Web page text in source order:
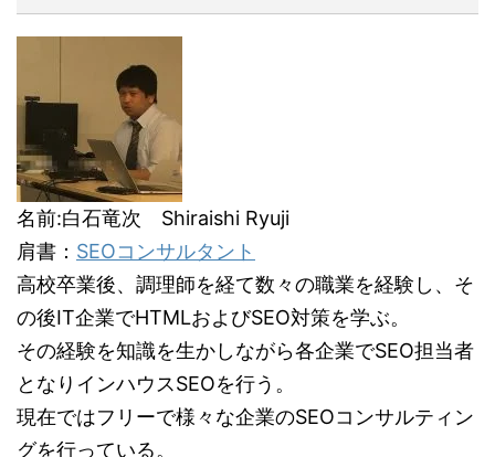
名前:白石竜次 Shiraishi Ryuji
肩書： SEOコンサルタント
高校卒業後、調理師を経て数々の職業を経験し、そ
の後IT企業でHTMLおよびSEO対策を学ぶ。
その経験を知識を生かしながら各企業でSEO担当者
となりインハウスSEOを行う。
現在ではフリーで様々な企業のSEOコンサルティン
グを行っている。